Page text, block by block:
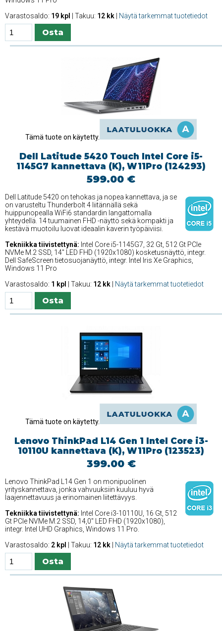
Varastosaldo: 19 kpl | Takuu: 12 kk Näytä tarkemmat tuotetiedot
Tämä tuote on käytetty.
Dell Latitude 5420 Touch Intel Core i5-
1145G7 kannettava (K), W11Pro (124293)
599.00 €
Dell Latitude 5420 on tehokas ja nopea kannettava, ja se
on varusteltu Thunderbolt 4 liitännällä sekä
huippunopealla WiFi6 standardin langattomalla
yhteydellä. 14 tuumainen FHD -näyttö sekä kompakti ja
kestävä muotoilu luovat ideaalin kaverin työpäiviisi.
Tekniikka tiivistettynä: Intel Core i5-1145G7, 32 Gt, 512 Gt PCIe
NVMe M.2 SSD, 14'' LED FHD (1920x1080) kosketusnäyttö, integr.
Dell SafeScreen tietosuojanäyttö, integr. Intel Iris Xe Graphics,
Windows 11 Pro
Varastosaldo: 1 kpl | Takuu: 12 kk Näytä tarkemmat tuotetiedot
Tämä tuote on käytetty.
Lenovo ThinkPad L14 Gen 1 Intel Core i3-
10110U kannettava (K), W11Pro (123523)
399.00 €
Lenovo ThinkPad L14 Gen 1 on monipuolinen
yrityskannettava, jonka vahvuuksiin kuuluu hyvä
laajennettavuus ja erinomainen liitettävyys.
Tekniikka tiivistettynä: Intel Core i3-10110U, 16 Gt, 512
Gt PCIe NVMe M.2 SSD, 14,0'' LED FHD (1920x1080),
integr. Intel UHD Graphics, Windows 11 Pro.
Varastosaldo: 2 kpl | Takuu: 12 kk Näytä tarkemmat tuotetiedot